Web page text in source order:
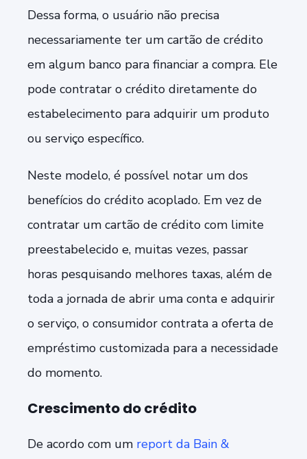
Dessa forma, o usuário não precisa
necessariamente ter um cartão de crédito
em algum banco para financiar a compra. Ele
pode contratar o crédito diretamente do
estabelecimento para adquirir um produto
ou serviço específico.
Neste modelo, é possível notar um dos
benefícios do crédito acoplado. Em vez de
contratar um cartão de crédito com limite
preestabelecido e, muitas vezes, passar
horas pesquisando melhores taxas, além de
toda a jornada de abrir uma conta e adquirir
o serviço, o consumidor contrata a oferta de
empréstimo customizada para a necessidade
do momento.
Crescimento do crédito
De acordo com um report da Bain &